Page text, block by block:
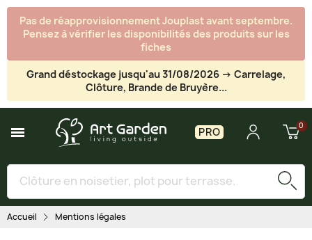
Pas de réapprovisionnement Jouplast avant septembre.
Pensez à vérifier les disponibilités des produits sur les
fiches
Grand déstockage jusqu'au 31/08/2026 -> Carrelage,
Clôture, Brande de Bruyère...
PRO
Accueil Mentions légales